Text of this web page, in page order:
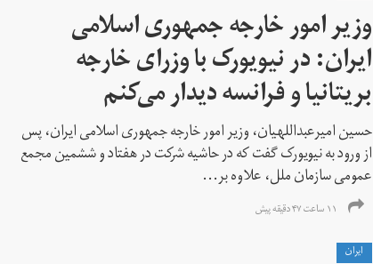
وزیر امور خارجه جمهوری اسلامی
ایران: در نیویورک با وزرای خارجه
بریتانیا و فرانسه دیدار می‌کنم
حسین امیرعبداللهیان، وزیر امور خارجه جمهوری اسلامی ایران، پس
از ورود به نیویورک گفت که در حاشیه شرکت در هفتاد و ششمین مجمع
عمومی سازمان ملل، علاوه بر...
۱۱ ساعت ۴۷ دقیقه پیش
ايران